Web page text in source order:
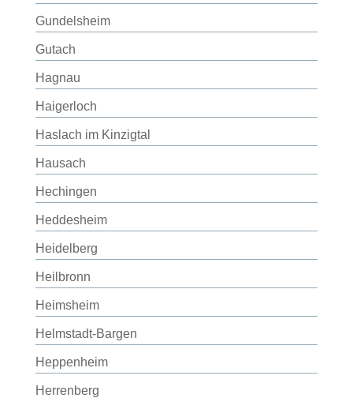
Gundelsheim
Gutach
Hagnau
Haigerloch
Haslach im Kinzigtal
Hausach
Hechingen
Heddesheim
Heidelberg
Heilbronn
Heimsheim
Helmstadt-Bargen
Heppenheim
Herrenberg